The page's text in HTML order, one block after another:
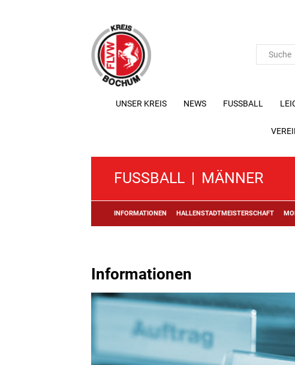
UNSER KREIS NEWS FUSSBALL
FUSSBALL | MÄNNER
INFORMATIONEN HALLENSTADTMEISTERSCHAFT
Informationen